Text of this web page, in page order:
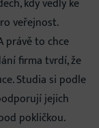
veřejnost.
právě to chce
firma tvrdí, že
Studia si podle
jejich
pokličkou.